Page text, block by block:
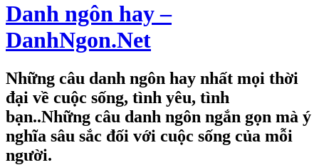
Danh ngôn hay –
DanhNgon.Net
Những câu danh ngôn hay nhất mọi thời
đại về cuộc sống, tình yêu, tình
bạn..Những câu danh ngôn ngắn gọn mà ý
nghĩa sâu sắc đối với cuộc sống của mỗi
người.